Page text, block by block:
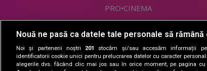
PRO•CINEMA
DIVERTISMENT
PRO•TV
Romanii au talent
Nouă ne pasă ca datele tale personale să
Noi și partenerii noștri 201
stocăm și/sau accesăm informații
identificatorii cookie unici pentru prelucrarea datelor cu caracter
alegerile dvs. făcând clic mai jos sau în orice moment, pe pagina cu